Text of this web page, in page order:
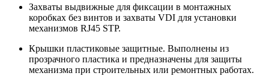
Захваты выдвижные для фиксации в монтажных
коробках без винтов и захваты VDI для установки
механизмов RJ45 STP.
Крышки пластиковые защитные. Выполнены из
прозрачного пластика и предназначены для защиты
механизма при строительных или ремонтных работах.